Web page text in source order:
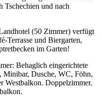
Tschechien und nach
(50 Zimmer) verfügt
Terrasse und Biergarten,
im Garten!
Behaglich eingerichtete
Minibar, Dusche, WC, Föhn,
Westbalkon. Doppelzimmer.